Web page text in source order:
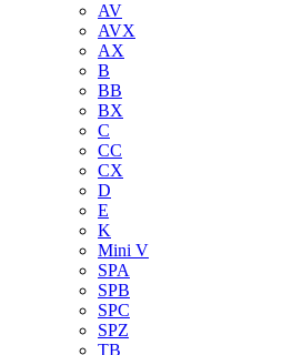
AV
AVX
AX
B
BB
BX
C
CC
CX
D
E
K
Mini V
SPA
SPB
SPC
SPZ
TB